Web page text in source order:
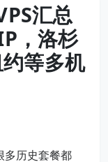
汇总
，洛杉
等多机
多历史套餐都